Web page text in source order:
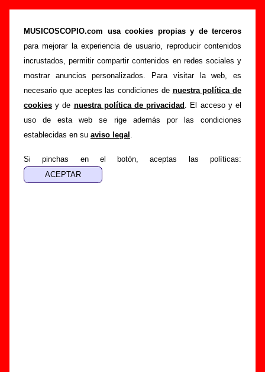
MUSICOSCOPIO.com usa cookies propias y de terceros
para mejorar la experiencia de usuario, reproducir contenidos
incrustados, permitir compartir contenidos en redes sociales y
mostrar anuncios personalizados. Para visitar la web, es
necesario que aceptes las condiciones de nuestra política de
cookies y de nuestra política de privacidad . El acceso y el
uso de esta web se rige además por las condiciones
establecidas en su aviso legal .
Si pinchas en el botón, aceptas las políticas:
A Christmas Chin para ti (CD, 2011) - Varios
grupos
Portada >Varios artistas >Discos de 2011
A Christmas Chin para ti
Esta página pretende recopilar todo tipo de información
sobre eldisco “A Christmas Chin para ti”
, interpretado por
Varios artistas. Además del listado de canciones incluidas
en el disco, también se mostrarán en esta página otros tipos
de información a medida que estén disponibles: los datos
relacionados con su publicación, los créditos de la grabación
de las canciones (productor, músicos, colaboradores y